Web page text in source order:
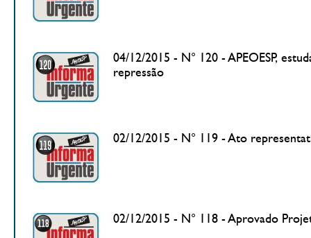
04/12/2015 - N° 120 - APEOESP,
repressão
02/12/2015 - N° 119 - Ato
02/12/2015 - N° 118 - Aprovado